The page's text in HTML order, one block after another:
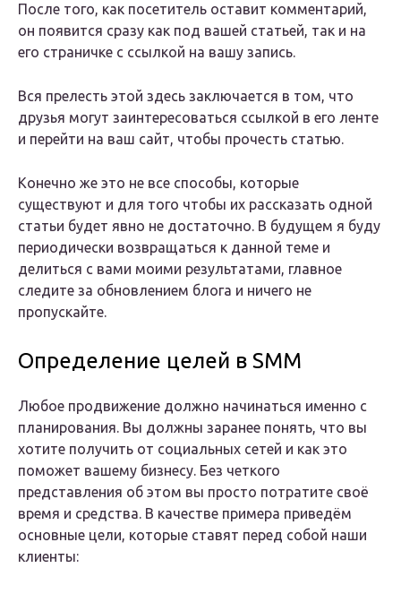
После того, как посетитель оставит комментарий,
он появится сразу как под вашей статьей, так и на
его страничке с ссылкой на вашу запись.
Вся прелесть этой здесь заключается в том, что
друзья могут заинтересоваться ссылкой в его ленте
и перейти на ваш сайт, чтобы прочесть статью.
Конечно же это не все способы, которые
существуют и для того чтобы их рассказать одной
статьи будет явно не достаточно. В будущем я буду
периодически возвращаться к данной теме и
делиться с вами моими результатами, главное
следите за обновлением блога и ничего не
пропускайте.
Определение целей в SMM
Любое продвижение должно начинаться именно с
планирования. Вы должны заранее понять, что вы
хотите получить от социальных сетей и как это
поможет вашему бизнесу. Без четкого
представления об этом вы просто потратите своё
время и средства. В качестве примера приведём
основные цели, которые ставят перед собой наши
клиенты: